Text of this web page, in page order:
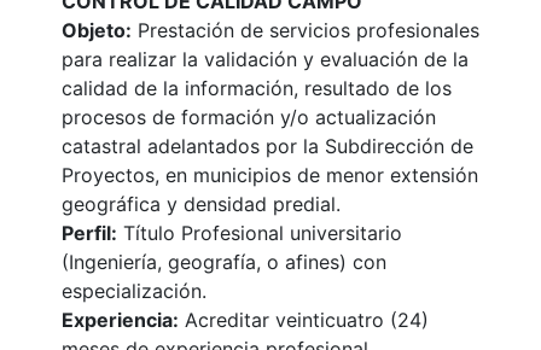
Objeto: Prestación de servicios profesionales
para realizar la validación y evaluación de la
calidad de la información, resultado de los
procesos de formación y/o actualización
catastral adelantados por la Subdirección de
Proyectos, en municipios de menor extensión
geográfica y densidad predial.
Perfil: Título Profesional universitario
(Ingeniería, geografía, o afines) con
especialización.
Experiencia: Acreditar veinticuatro (24)